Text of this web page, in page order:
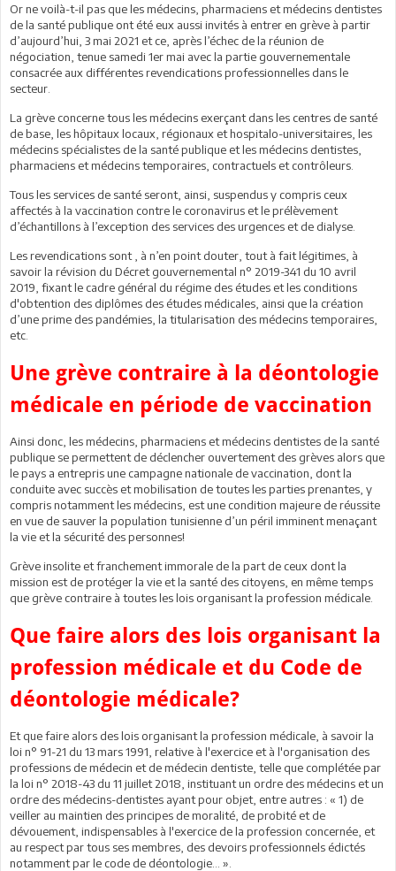
Or ne voilà-t-il pas que les médecins, pharmaciens et médecins dentistes
de la santé publique ont été eux aussi invités à entrer en grève à partir
d’aujourd’hui, 3 mai 2021 et ce, après l’échec de la réunion de
négociation, tenue samedi 1er mai avec la partie gouvernementale
consacrée aux différentes revendications professionnelles dans le
secteur.
La grève concerne tous les médecins exerçant dans les centres de santé
de base, les hôpitaux locaux, régionaux et hospitalo-universitaires, les
médecins spécialistes de la santé publique et les médecins dentistes,
pharmaciens et médecins temporaires, contractuels et contrôleurs.
Tous les services de santé seront, ainsi, suspendus y compris ceux
affectés à la vaccination contre le coronavirus et le prélèvement
d’échantillons à l’exception des services des urgences et de dialyse.
Les revendications sont , à n’en point douter, tout à fait légitimes, à
savoir la révision du Décret gouvernemental n° 2019-341 du 10 avril
2019, fixant le cadre général du régime des études et les conditions
d'obtention des diplômes des études médicales, ainsi que la création
d’une prime des pandémies, la titularisation des médecins temporaires,
etc.
Une grève contraire à la déontologie
médicale en période de vaccination
Ainsi donc, les médecins, pharmaciens et médecins dentistes de la santé
publique se permettent de déclencher ouvertement des grèves alors que
le pays a entrepris une campagne nationale de vaccination, dont la
conduite avec succès et mobilisation de toutes les parties prenantes, y
compris notamment les médecins, est une condition majeure de réussite
en vue de sauver la population tunisienne d’un péril imminent menaçant
la vie et la sécurité des personnes!
Grève insolite et franchement immorale de la part de ceux dont la
mission est de protéger la vie et la santé des citoyens, en même temps
que grève contraire à toutes les lois organisant la profession médicale.
Que faire alors des lois organisant la
profession médicale et du Code de
déontologie médicale?
Et que faire alors des lois organisant la profession médicale, à savoir la
loi n° 91-21 du 13 mars 1991, relative à l'exercice et à l'organisation des
professions de médecin et de médecin dentiste, telle que complétée par
la loi n° 2018-43 du 11 juillet 2018, instituant un ordre des médecins et un
ordre des médecins-dentistes ayant pour objet, entre autres : « 1) de
veiller au maintien des principes de moralité, de probité et de
dévouement, indispensables à l'exercice de la profession concernée, et
au respect par tous ses membres, des devoirs professionnels édictés
notamment par le code de déontologie… ».